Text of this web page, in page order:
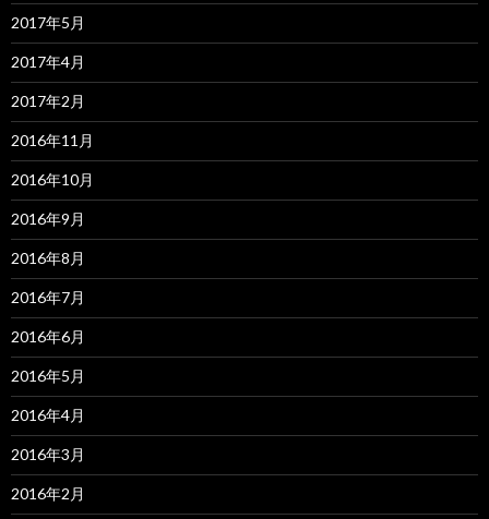
2017年5月
2017年4月
2017年2月
2016年11月
2016年10月
2016年9月
2016年8月
2016年7月
2016年6月
2016年5月
2016年4月
2016年3月
2016年2月